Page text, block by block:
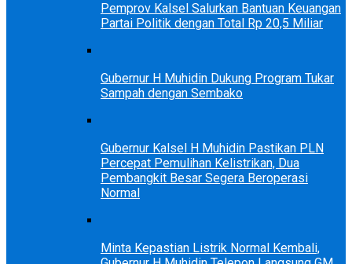
Pemprov Kalsel Salurkan Bantuan Keuangan
Partai Politik dengan Total Rp 20,5 Miliar
Gubernur H Muhidin Dukung Program Tukar
Sampah dengan Sembako
Gubernur Kalsel H Muhidin Pastikan PLN
Percepat Pemulihan Kelistrikan, Dua
Pembangkit Besar Segera Beroperasi
Normal
Minta Kepastian Listrik Normal Kembali,